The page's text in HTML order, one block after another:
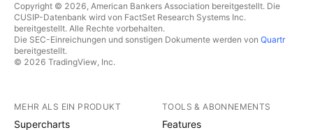
Copyright © 2026, American Bankers Association bereitgestellt. Die
CUSIP-Datenbank wird von FactSet Research Systems Inc.
bereitgestellt. Alle Rechte vorbehalten.
Die SEC-Einreichungen und sonstigen Dokumente werden von Quartr
bereitgestellt.
© 2026 TradingView, Inc.
MEHR ALS EIN PRODUKT
Supercharts
TOOLS & ABONNEMENTS
Features